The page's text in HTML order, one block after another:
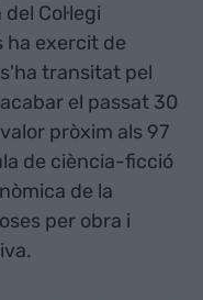
Col·legi
ha exercit de
transitat pel
el passat 30
pròxim als 97
de ciència-ficció
de la
per obra i